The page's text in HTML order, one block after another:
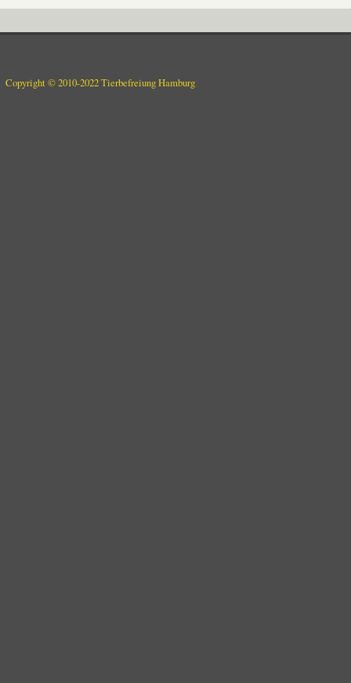
Copyright © 2010-2022 Tierbefreiung Hamburg